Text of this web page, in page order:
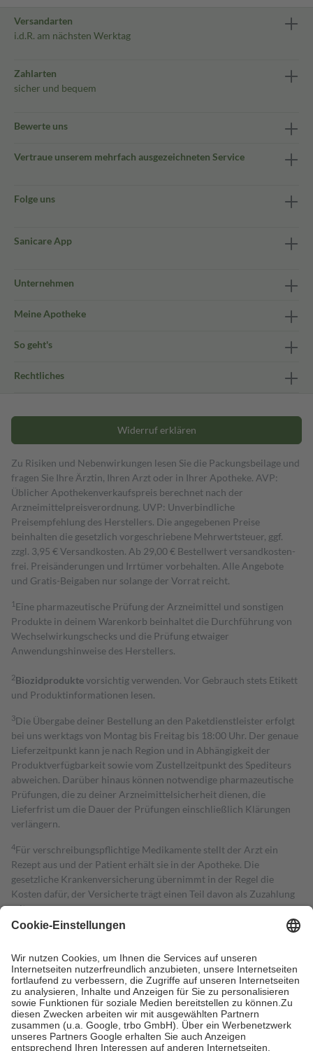
Versandarten
i.d.R. am nächsten Werktag
Zahlarten
sicher und bequem
Bewerte uns
Vertraue unserem mehrfach ausgezeichneten Service
Folge uns
Sanicare App
Unternehmen
Meine Apotheke
So geht's
Rechtliches
Widerruf erklären
Zu Risiken und Nebenwirkungen lesen Sie die Packungsbeilage und
fragen Sie Ihre Ärztin, Ihren Arzt oder in Ihrer Apotheke. AVP:
Üblicher Apothekenverkaufspreis berechnet nach der
Arzneimittelpreisverordnung. UVP: Unverbindliche
Preisempfehlung des Herstellers. Die angegebenen Preise
beinhalten die gesetzlich vorgeschriebene Mehrwertsteuer, ggf.
zzgl. 3,95 € Versandkosten. Ab 29,00 € Bestell­wert versand­kosten­
frei. Preisänderungen und Irrtümer vorbehalten. Alle Angebote
und Gratis-Beigaben nur solange der Vorrat reicht.
1 Eine pharmazeutische Prüfung der Arzneimittel und sonstigen
Produkte in deinem Warenkorb beinhaltet die Durchführung von
Wechselwirkungschecks und die Prüfung etwaiger
Anwendungshinweise des Herstellers.
2Biozidproduktevorsichtig verwenden. Vor Gebrauch stets Etikett
und Produktinformationen lesen.
3Die Übergabe deiner Bestellung an den Paketdienstleister erfolgt
bei uns werktags von Montag bis Freitag bis 18:00 Uhr. Der genaue
Lieferzeitpunkt kann je nach Region und in Abhängigkeit der
Produktverfügbarkeit sowie vom Zustellzeitpunkt des Spediteurs
abweichen. Darüber hinaus können notwendige pharmazeutische
Prüfungen, die zu deiner Arzneimittelsicherheit dienen, die
Lieferfrist um die Dauer der Prüfungen einschließlich Klärungen
verlängern.
4Für verschreibungspflichtige Medikamente stellt der Arzt ein
Rezept aus und der Patient erhält sie in der Apotheke. Die
gesetzliche Krankenversicherung übernimmt in der Regel die
Kosten dafür, der Versicherte trägt einen Teil davon als Zuzahlung
mit.
Grundsätzlich leisten Mitglieder Zuzahlungen in Höhe von zehn
höchstens zehn Euro.
Es sind jedoch nie mehr als die tatsächlichen
Kosten der Leistung zu entrichten.
Diese Regeln gelten grundsätzlich auch für Online-Apotheken.
Bei Heilmitteln und häuslicher Krankenpflege beträgt die
Zuzahlung zehn Prozent der Kosten sowie zehn Euro je
Verordnung.
Um das Engagement der Versicherten für ihre eigene Gesundheit zu